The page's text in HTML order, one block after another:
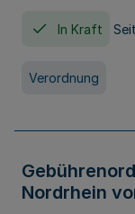
In Kraft
Verordnung
Nordrhein